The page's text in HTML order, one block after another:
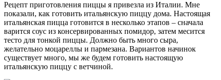
Рецепт приготовления пиццы я привезла из Италии. Мне
показали, как готовить итальянскую пиццу дома. Настоящая
итальянская пицца готовится в несколько этапов – сначала
варится соус из консервированных помидор, затем месится
тесто для тонкой пиццы. Должно быть много сыра,
желательно моцареллы и пармезана. Вариантов начинок
существует много, мы же будем готовить настоящую
итальянскую пиццу с ветчиной.